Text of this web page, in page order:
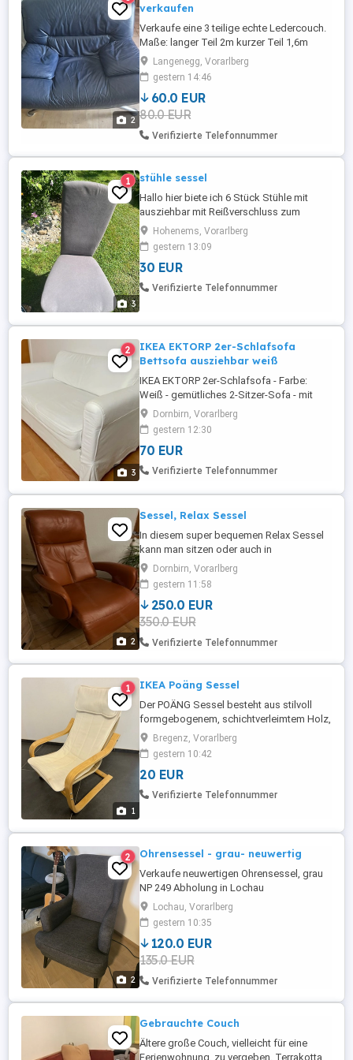
2
verkaufen
Verkaufe eine 3 teilige echte Ledercouch.
Maße: langer Teil 2m kurzer Teil 1,6m
Stuhl: 1,1m gesamt: 60,00;
Selbstabholung
Langenegg, Vorarlberg
gestern 14:46
60.0 EUR
80.0 EUR
Verifizierte Telefonnummer
3
1 stühle sessel
Hallo hier biete ich 6 Stück Stühle mit
ausziehbar mit Reißverschluss zum
reinigen gebraucht bitte anrufen
06766604719 Stück 5 . 6 x = 30
Hohenems, Vorarlberg
gestern 13:09
30 EUR
Verifizierte Telefonnummer
3
2
IKEA EKTORP 2er-Schlafsofa
Bettsofa ausziehbar weiß
IKEA EKTORP 2er-Schlafsofa - Farbe:
Weiß - gemütliches 2-Sitzer-Sofa - mit
integrierter ausziehbarer Schlaffunktion -
lässt sich mit wenigen Handgriffen zum
Gästebett ausziehen - abnehmbarer,
waschbarer Stoffbezug - Bezug ist für
Waschmaschine geeignet - klassische
...
Dornbirn, Vorarlberg
gestern 12:30
70 EUR
Verifizierte Telefonnummer
2
Sessel, Relax Sessel
In diesem super bequemen Relax Sessel
kann man sitzen oder auch in
Liegeposition entspannen. Er ist praktisch
neu und kostet neu 1650 Euro . Der Sessel
ist aus echtem Leder und hat die Farbe
Cognac.(Ein bisschen heller wie auf den
Bildern)
Dornbirn, Vorarlberg
gestern 11:58
250.0 EUR
350.0 EUR
Verifizierte Telefonnummer
1
1 IKEA Poäng Sessel
Der POÄNG Sessel besteht aus stilvoll
formgebogenem, schichtverleimtem Holz,
das den Nacken angenehm stützt und für
bequemen Sitzwiderstand sorgt. Mit zwei
Fehlstellen an der hinteren Lehne.
[Selbstabholung]
Bregenz, Vorarlberg
gestern 10:42
20 EUR
Verifizierte Telefonnummer
2
2 Ohrensessel - grau- neuwertig
Verkaufe neuwertigen Ohrensessel, grau
NP 249 Abholung in Lochau
Lochau, Vorarlberg
gestern 10:35
120.0 EUR
135.0 EUR
Verifizierte Telefonnummer
Gebrauchte Couch
Ältere große Couch, vielleicht für eine
Ferienwohnung, zu vergeben. Terrakotta